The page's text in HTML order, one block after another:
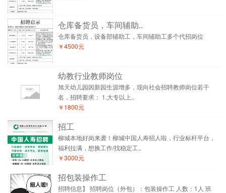
仓库备货员，车间辅助..
仓库备货员，设备部辅助工，车间辅助工多个代招岗位
￥4500元
幼教行业教师岗位
旭天幼儿园因新园生源增多，现向社会招聘教师岗位若干
名，招聘要求： 1.大专以上..
￥1800元
招工
柳城本地好岗来袭！柳城中国人寿招人啦，行业标杆平台，
福利拉满，想换工作/找稳定工..
￥3000元
招包装操作工
招聘信息】 招聘岗位（外包）：包装操作工 人数：1人 班